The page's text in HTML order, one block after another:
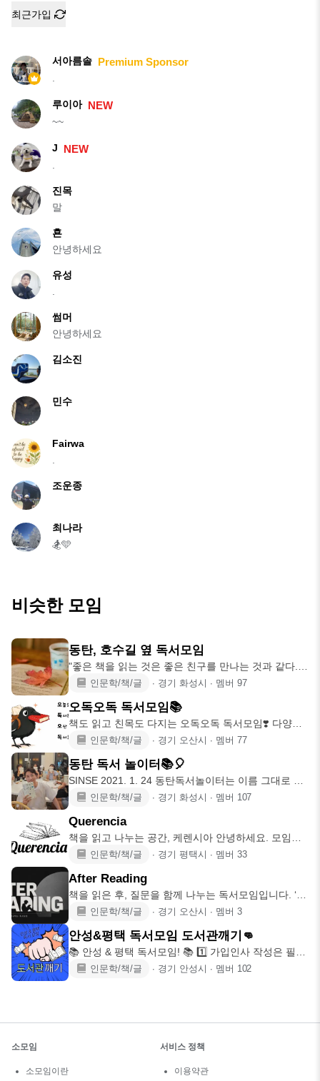
최근가입
서아름솔 Premium Sponsor
.
루이아 NEW
~~
J NEW
.
진목
말
횬
안녕하세요
유성
.
썸머
안녕하세요
김소진
민수
Fairwa
.
조운종
최나라
🏂🩵
비슷한 모임
동탄, 호수길 옆 독서모임
"좋은 책을 읽는 것은 좋은 친구를 만나는 것과 같다."
동탄 독서 모
인문학/책/글 ∙ 경기 화성시 ∙ 멤버 97
오독오독 독서모임📚
책도 읽고 친목도 다지는 오독오독 독서모임❣️ 다양한
책, 모두 어떤 생
인문학/책/글 ∙ 경기 오산시 ∙ 멤버 77
동탄 독서 놀이터📚🎈
SINSE 2021. 1. 24 동탄독서놀이터는 이름 그대로 책
을 매인문학/책/글 ∙ 경기 화성시 ∙ 멤버 107
Querencia
책을 읽고 나누는 공간, 케렌시아 안녕하세요. 모임장
손은혜입니다. Q
인문학/책/글 ∙ 경기 평택시 ∙ 멤버 33
After Reading
책을 읽은 후, 질문을 함께 나누는 독서모임입니다. ‘나
는 왜 이렇게
인문학/책/글 ∙ 경기 오산시 ∙ 멤버 3
안성&평택 독서모임 도서관깨기👊
📚 안성 & 평택 독서모임! 📚 1️⃣ 가입인사 작성은 필수!
2️⃣ 모인문학/책/글 ∙ 경기 안성시 ∙ 멤버 102
소모임
소모임이란
서비스 정책
이용약관